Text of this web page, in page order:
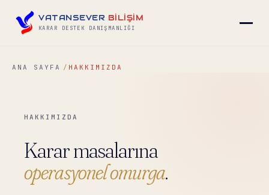
VATANSEVER BİLİŞİM
KARAR DESTEK DANIŞMANLIĞI
▾
ANA SAYFA HAKKIMIZDA
HAKKIMIZDA
Karar masalarına
operasyonel omurga.